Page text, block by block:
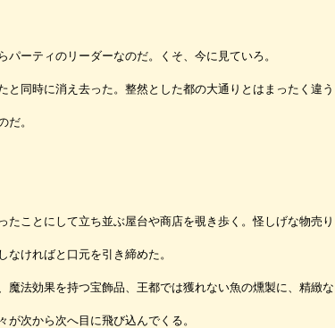
ーティのリーダーなのだ。くそ、今に見ていろ。
同時に消え去った。整然とした都の大通りとはまったく違う
だ。
ことにして立ち並ぶ屋台や商店を覗き歩く。怪しげな物売り
ければと口元を引き締めた。
法効果を持つ宝飾品、王都では獲れない魚の燻製に、精緻な
次から次へ目に飛び込んでくる。